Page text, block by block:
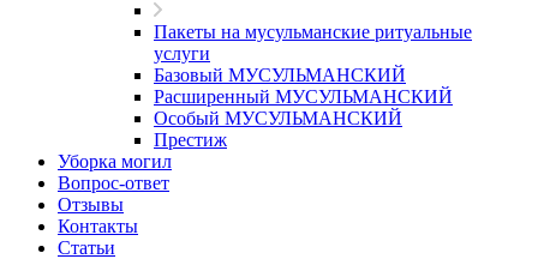
Пакеты на мусульманские ритуальные
услуги
Базовый МУСУЛЬМАНСКИЙ
Расширенный МУСУЛЬМАНСКИЙ
Особый МУСУЛЬМАНСКИЙ
Престиж
Уборка могил
Вопрос-ответ
Отзывы
Контакты
Статьи